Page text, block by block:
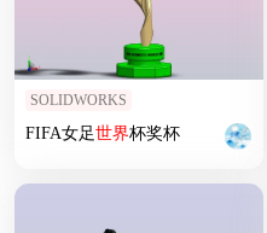
SOLIDWORKS
FIFA女足世界杯奖杯